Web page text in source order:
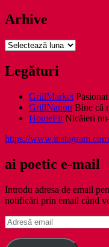
Arhive
Arhive
Legături
GrillMarket
GrillNation Bine că
HomeFit Nicăieri
https://
ai poetic e-mail
Introdu adresa de email
notificări prin email când
Adresă
email